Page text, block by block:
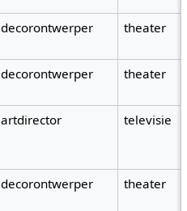
decorontwerper theater
decorontwerper theater
artdirector televisie
decorontwerper theater